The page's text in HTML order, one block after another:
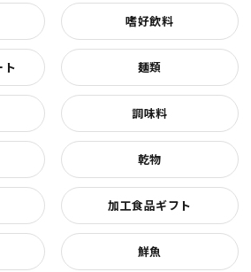
嗜好飲料
ト 麺類
調味料
乾物
加工食品ギフト
鮮魚